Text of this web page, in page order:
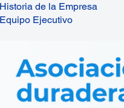
Historia de la Empresa
Equipo Ejecutivo